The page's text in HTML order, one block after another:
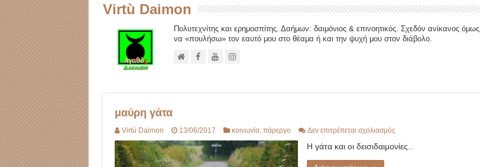
Virtù Daimon
Πολυτεχνίτης και ερημοσπίτης. Δαήμων: δαιμόνιος & επινοητικός. Σχεδόν ανίκανος όμως
να «πουλήσω» τον εαυτό μου στο θέαμα ή και την ψυχή μου στον διάβολο.
μαύρη γάτα
Virtù Daimon 13/06/2017 κοινωνία, πάρεργο Δεν επιτρέπεται σχολιασμόςστο
γάτα
Η γάτα και οι δεισιδαιμονίες..